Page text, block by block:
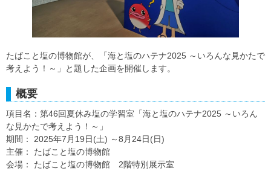
たばこと塩の博物館が、「海と塩のハテナ2025 ～いろんな見かたで
考えよう！～」と題した企画を開催します。
概要
項目名：第46回夏休み塩の学習室「海と塩のハテナ2025 ～いろん
な見かたで考えよう！～」
期間： 2025年7月19日(土) ～8月24日(日)
主催： たばこと塩の博物館
会場： たばこと塩の博物館 2階特別展示室